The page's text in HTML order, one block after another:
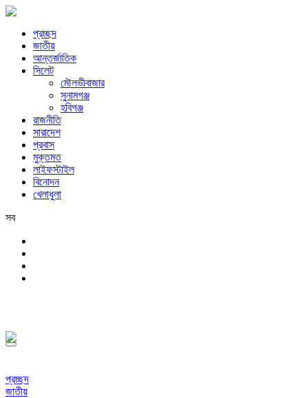
প্রচ্ছদ
জাতীয়
আন্তর্জাতিক
সিলেট
মৌলভীবাজার
সুনামগঞ্জ
হবিগঞ্জ
রাজনীতি
সারাদেশ
প্রবাস
মুক্তমত
লাইফস্টাইল
বিনোদন
খেলাধুলা
সব
প্রচ্ছদ
জাতীয়